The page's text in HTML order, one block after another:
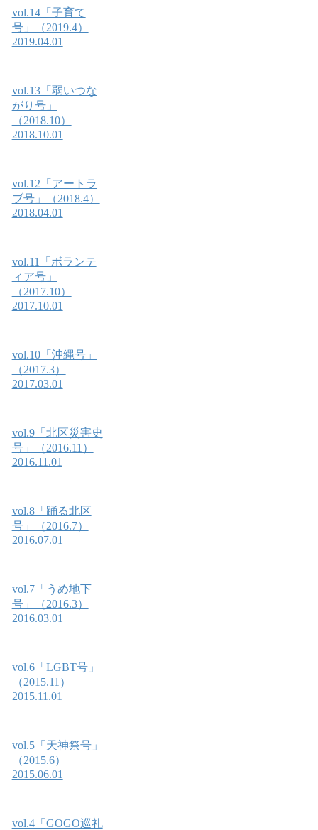
vol.14「子育て
号」（2019.4）
2019.04.01
vol.13「弱いつな
がり号」
（2018.10）
2018.10.01
vol.12「アートラ
ブ号」（2018.4）
2018.04.01
vol.11「ボランテ
ィア号」
（2017.10）
2017.10.01
vol.10「沖縄号」
（2017.3）
2017.03.01
vol.9「北区災害史
号」（2016.11）
2016.11.01
vol.8「踊る北区
号」（2016.7）
2016.07.01
vol.7「うめ地下
号」（2016.3）
2016.03.01
vol.6「LGBT号」
（2015.11）
2015.11.01
vol.5「天神祭号」
（2015.6）
2015.06.01
vol.4「GOGO巡礼